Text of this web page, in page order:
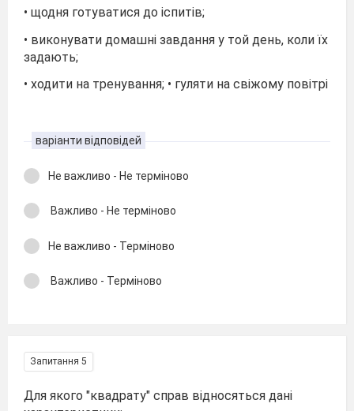
• щодня готуватися до іспитів;
• виконувати домашні завдання у той день, коли їх
задають;
• ходити на тренування; • гуляти на свіжому повітрі
варіанти відповідей
Не важливо - Не терміново
Важливо - Не терміново
Не важливо - Терміново
Важливо - Терміново
Запитання 5
Для якого "квадрату" справ відносяться дані